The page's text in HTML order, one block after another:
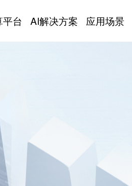
台 AI解决方案 应用场景